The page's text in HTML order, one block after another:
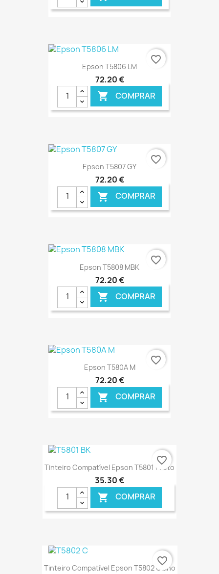
Epson T5806 LM
72,20 €
 COMPRAR
€ ONLINE
favorite_border
Epson T5807 GY
72,20 €
 COMPRAR
€ ONLINE
favorite_border
Epson T5808 MBK
72,20 €
 COMPRAR
€ ONLINE
favorite_border
Epson T580A M
72,20 €
 COMPRAR
€ ONLINE
favorite_border
Tinteiro Compatível Epson T5801 Preto
35,30 €
 COMPRAR
€ ONLINE
favorite_border
Tinteiro Compatível Epson T5802 Ciano
favorite_border